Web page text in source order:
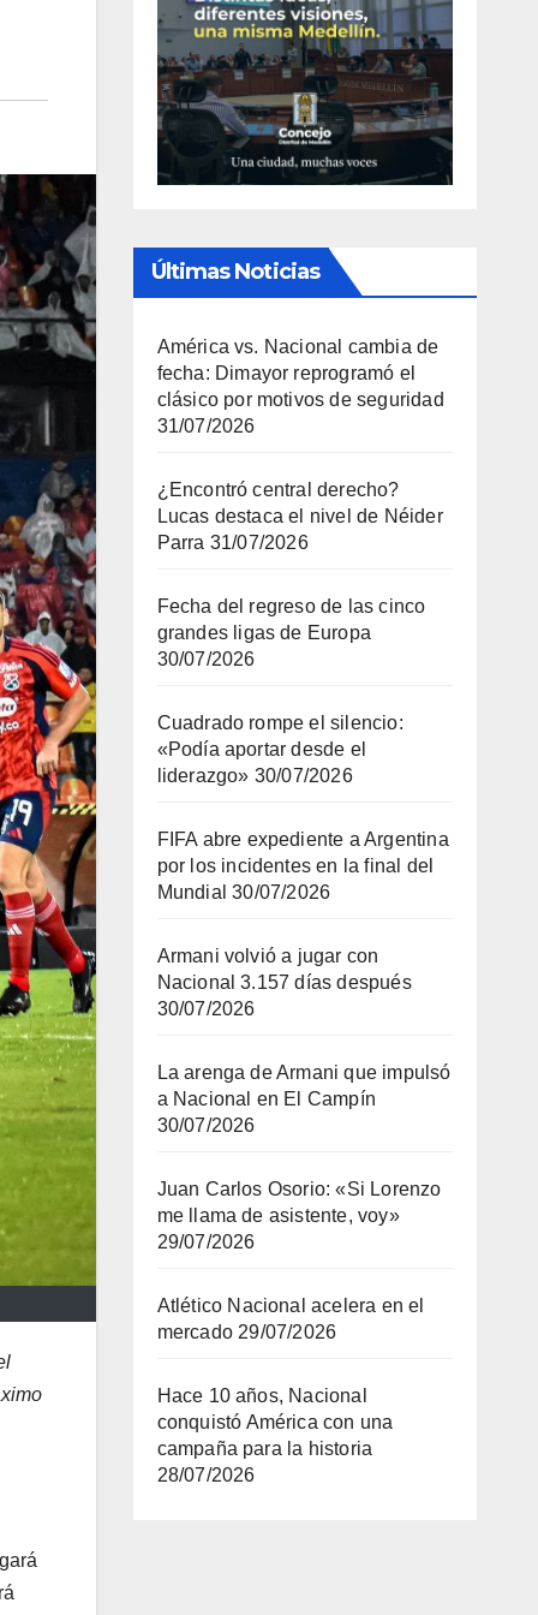
Últimas Noticias
América vs. Nacional cambia de
fecha: Dimayor reprogramó el
clásico por motivos de seguridad
31/07/2026
¿Encontró central derecho?
Lucas destaca el nivel de Néider
Parra 31/07/2026
Fecha del regreso de las cinco
grandes ligas de Europa
30/07/2026
Cuadrado rompe el silencio:
«Podía aportar desde el
liderazgo» 30/07/2026
FIFA abre expediente a Argentina
por los incidentes en la final del
Mundial 30/07/2026
Armani volvió a jugar con
Nacional 3.157 días después
30/07/2026
La arenga de Armani que impulsó
a Nacional en El Campín
30/07/2026
Juan Carlos Osorio: «Si Lorenzo
me llama de asistente, voy»
29/07/2026
Atlético Nacional acelera en el
mercado 29/07/2026
Hace 10 años, Nacional
conquistó América con una
campaña para la historia
28/07/2026